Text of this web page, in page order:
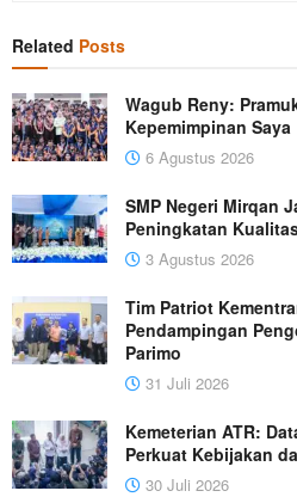
Related Posts
Wagub Reny:
Kepemimpinan Saya
6 Agustus 2026
SMP Negeri Mirqan
Peningkatan
3 Agustus 2026
Tim Patriot
Pendampingan
Parimo
31 Juli 2026
Kemeterian ATR:
Perkuat Kebijakan
30 Juli 2026